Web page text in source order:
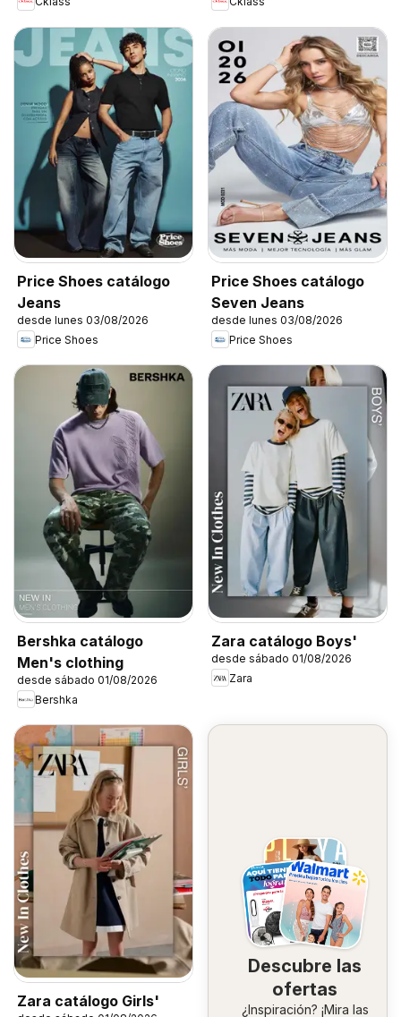
Price Shoes catálogo
Jeans
desde lunes 03/08/2026
Price Shoes
Price Shoes catálogo
Seven Jeans
desde lunes 03/08/2026
Price Shoes
Bershka catálogo
Men's clothing
desde sábado 01/08/2026
Bershka
Zara catálogo Boys'
desde sábado 01/08/2026
Zara
Zara catálogo Girls'
Descubre las
ofertas
¿Inspiración? ¡Mira las